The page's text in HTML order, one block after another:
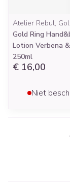
Atelier Rebul,
Gold Ring
Lotion Verbena
250ml
€ 16,00
Niet